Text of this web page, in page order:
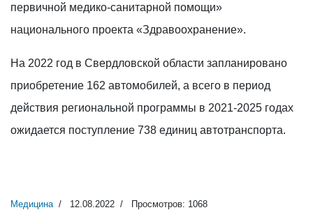
первичной медико-санитарной помощи»
национального проекта «Здравоохранение».
На 2022 год в Свердловской области запланировано
приобретение 162 автомобилей, а всего в период
действия региональной программы в 2021-2025 годах
ожидается поступление 738 единиц автотранспорта.
Медицина 12.08.2022 Просмотров: 1068